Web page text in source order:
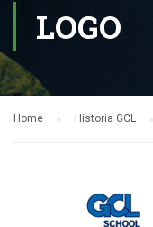
LOGO
Home Historia GCL